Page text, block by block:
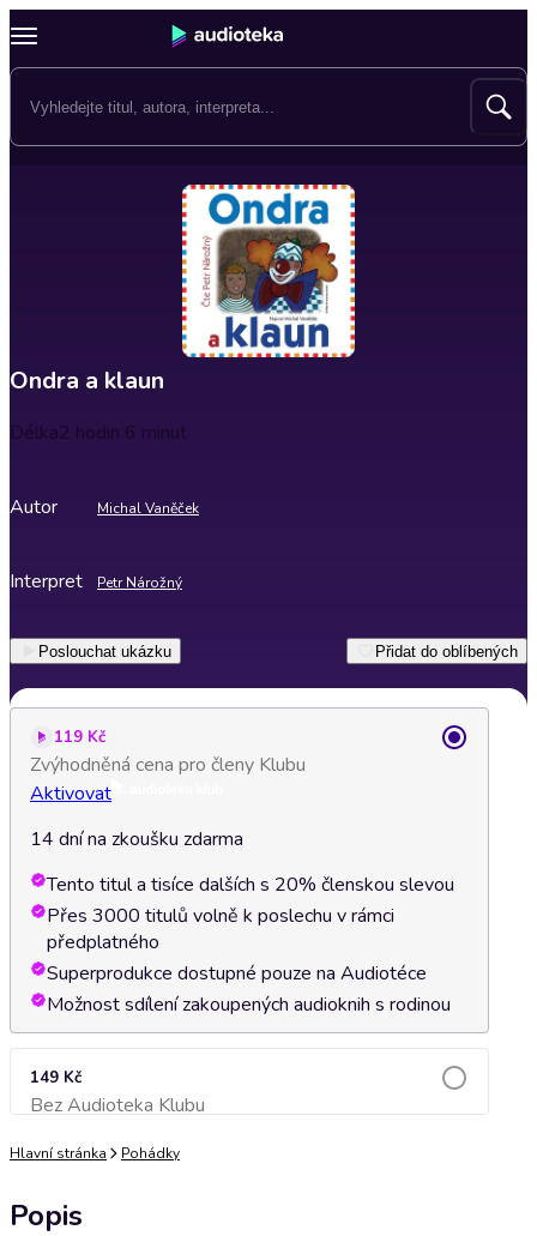
Ondra a klaun
Délka2 hodin 6 minut
Autor Michal Vaněček
Interpret Petr Nárožný
Poslouchat ukázku Přidat do oblíbených
119 Kč
Zvýhodněná cena pro členy Klubu
Aktivovat
14 dní na zkoušku zdarma
Tento titul a tisíce dalších s 20% členskou slevou
Přes 3000 titulů volně k poslechu v rámci
předplatného
Superprodukce dostupné pouze na Audiotéce
Možnost sdílení zakoupených audioknih s rodinou
149 Kč
Bez Audioteka KlubuPřidat do košíku
Hlavní stránka Pohádky
Popis